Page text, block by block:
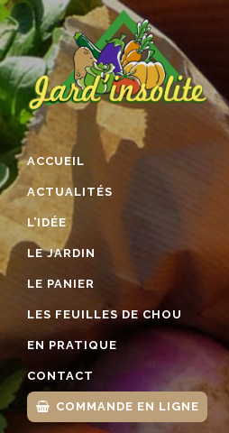
ACCUEIL
ACTUALITÉS
L’IDÉE
LE JARDIN
LE PANIER
LES FEUILLES DE CHOU
EN PRATIQUE
CONTACT
COMMANDE EN LIGNE